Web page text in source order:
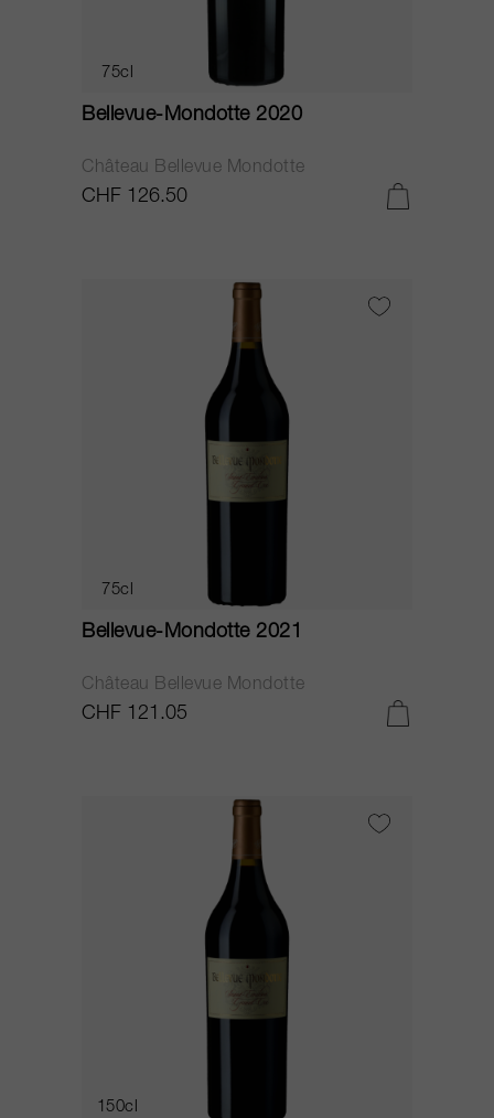
75cl
Bellevue-Mondotte 2020
Château Bellevue Mondotte
CHF 126.50
75cl
Bellevue-Mondotte 2021
Château Bellevue Mondotte
CHF 121.05
150cl